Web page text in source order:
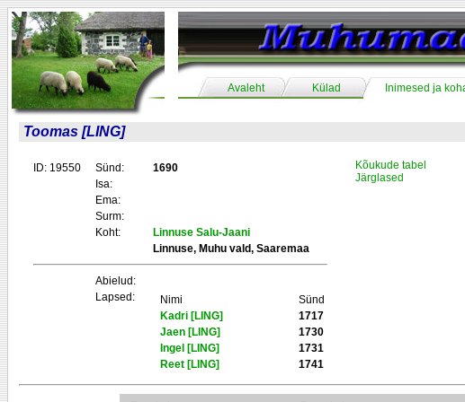
Avaleht Külad Inimesed ja
Toomas [LING]
ID: 19550 Sünd:
1690
Isa:
Ema:
Surm:
Koht:
Linnuse Salu-Jaani
Linnuse, Muhu vald, Saaremaa
Abielud:
Lapsed:
Nimi
Sünd
Kadri [LING]
1717
Jaen [LING]
1730
Ingel [LING]
1731
Reet [LING]
1741
Kõukude tabel
Järglased